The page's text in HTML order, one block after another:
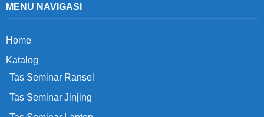
MENU NAVIGASI
Home
Katalog
Tas Seminar Ransel
Tas Seminar Jinjing